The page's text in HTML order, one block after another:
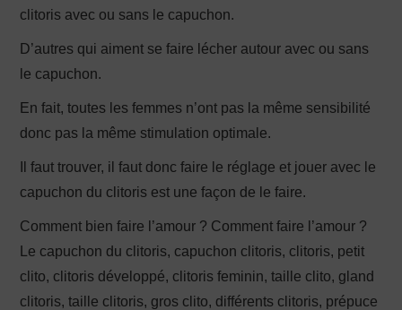
clitoris avec ou sans le capuchon.
D’autres qui aiment se faire lécher autour avec ou sans
le capuchon.
En fait, toutes les femmes n’ont pas la même sensibilité
donc pas la même stimulation optimale.
Il faut trouver, il faut donc faire le réglage et jouer avec le
capuchon du clitoris est une façon de le faire.
Comment bien faire l’amour ? Comment faire l’amour ?
Le capuchon du clitoris, capuchon clitoris, clitoris, petit
clito, clitoris développé, clitoris feminin, taille clito, gland
clitoris, taille clitoris, gros clito, différents clitoris, prépuce